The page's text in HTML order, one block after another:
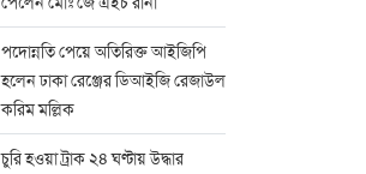
পদোন্নতি পেয়ে অতিরিক্ত আইজিপি
হলেন ঢাকা রেঞ্জের ডিআইজি রেজাউল
করিম মল্লিক
চুরি হওয়া ট্রাক ২৪ ঘণ্টায় উদ্ধার